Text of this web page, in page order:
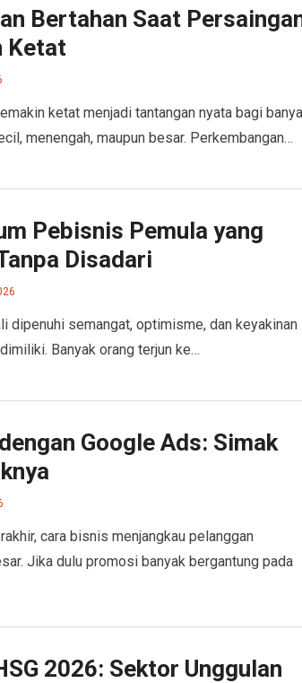
Bertahan Saat
Ketat
ketat menjadi tantangan nyata bagi
menengah, maupun besar. Perkembangan…
Pebisnis Pemula yang
Disadari
dipenuhi semangat, optimisme, dan keyakinan
Banyak orang terjun ke…
Google Ads: Simak
cara bisnis menjangkau pelanggan
Jika dulu promosi banyak bergantung pada
2026: Sektor Unggulan